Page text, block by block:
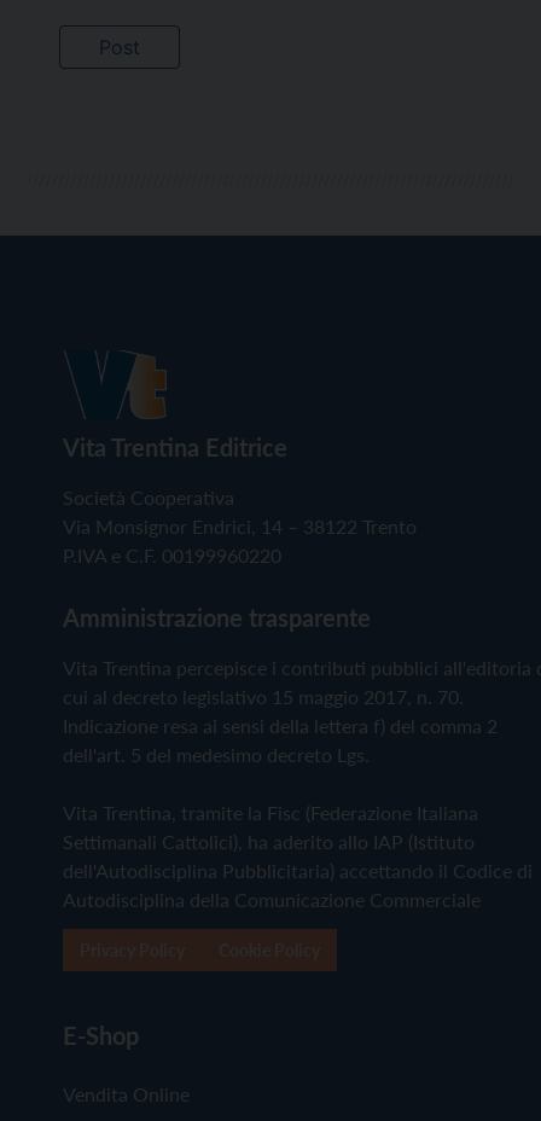
Vita Trentina Editrice
Società Cooperativa
Via Monsignor Endrici, 14 – 38122 Trento
P.IVA e C.F. 00199960220
Amministrazione trasparente
Vita Trentina percepisce i contributi pubblici all'editoria
cui al decreto legislativo 15 maggio 2017, n. 70.
Indicazione resa ai sensi della lettera f) del comma 2
dell'art. 5 del medesimo decreto Lgs.
Vita Trentina, tramite la Fisc (Federazione Italiana
Settimanali Cattolici), ha aderito allo IAP (Istituto
dell'Autodisciplina Pubblicitaria) accettando il Codice di
Autodisciplina della Comunicazione Commerciale
E-Shop
Vendita Online